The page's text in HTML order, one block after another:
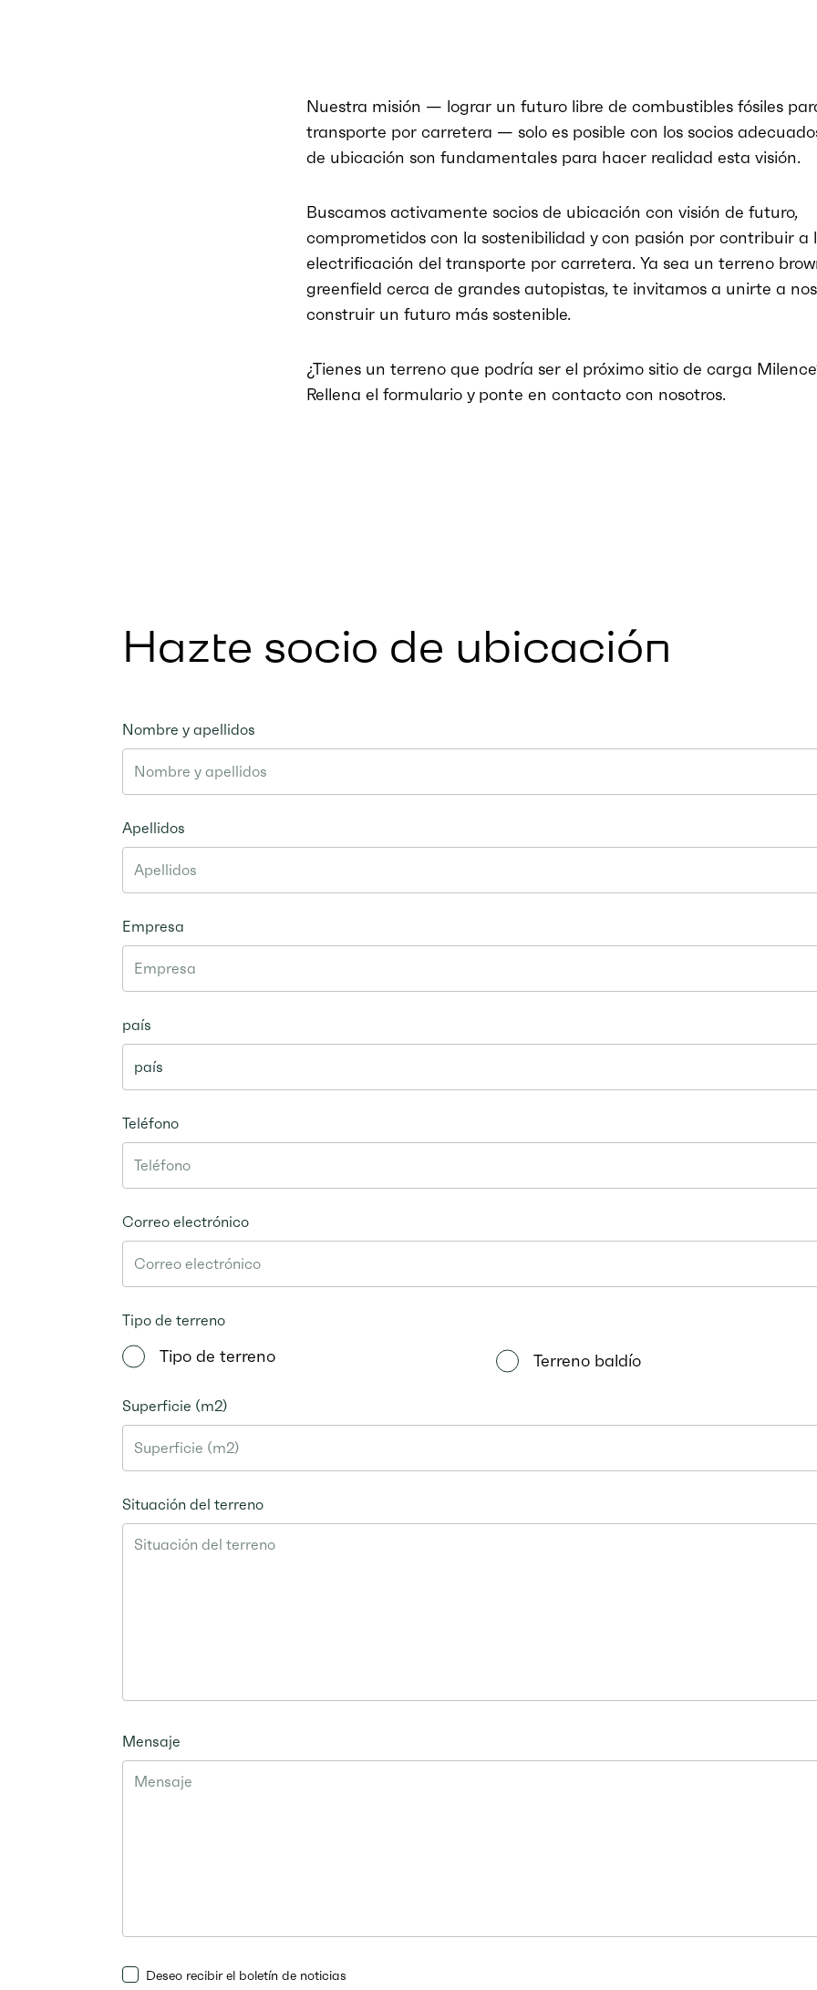
Nuestra misión — lograr un futuro libre de combustibles fósiles
transporte por carretera — solo es posible con los socios
de ubicación son fundamentales para hacer realidad esta visión.
Buscamos activamente socios de ubicación con visión de futuro,
comprometidos con la sostenibilidad y con pasión por contribuir a
electrificación del transporte por carretera. Ya sea un terreno
greenfield cerca de grandes autopistas, te invitamos a unirte a
construir un futuro más sostenible.
¿Tienes un terreno que podría ser el próximo sitio de carga
Rellena el formulario y ponte en contacto con nosotros.
Hazte socio de ubicación
Nombre y apellidos
Apellidos
Empresa
país
Teléfono
Correo electrónico
Tipo de terreno
Tipo de terreno Terreno baldío
Superficie (m2)
Situación del terreno
Mensaje
Deseo recibir el boletín de noticias